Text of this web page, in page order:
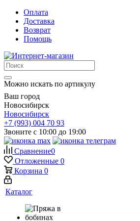
Оплата
Доставка
Возврат
Помощь
Можно искать по артикулу
Ваш город
Новосибирск
Новосибирск
+7 (993) 004 70 93
Звоните с 10:00 до 19:00
Сравнение0
Отложенные 0
Корзина 0
Каталог